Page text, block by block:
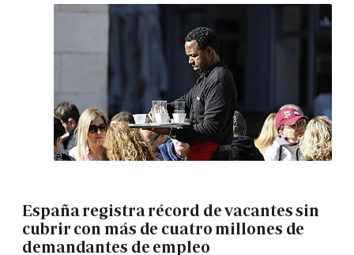
España registra récord de vacantes sin
cubrir con más de cuatro millones de
demandantes de empleo